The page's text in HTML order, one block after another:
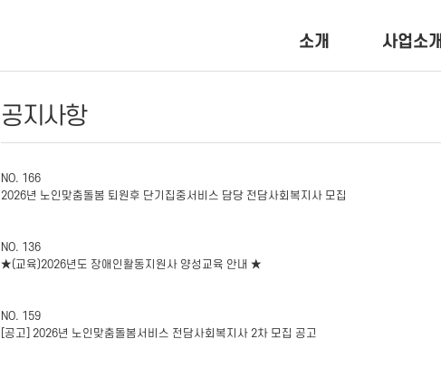
소개 사업소개
공지사항
NO. 166
2026년 노인맞춤돌봄 퇴원후 단기집중서비스 담당 전담사회복지사 모집
NO. 136
★(교육)2026년도 장애인활동지원사 양성교육 안내 ★
NO. 159
[공고] 2026년 노인맞춤돌봄서비스 전담사회복지사 2차 모집 공고